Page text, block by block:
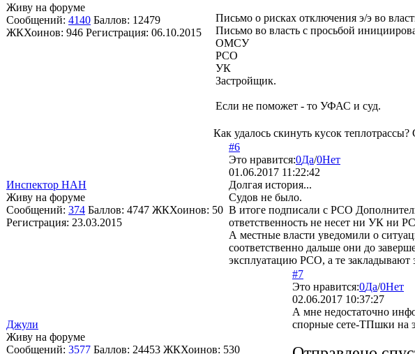
Живу на форуме
Сообщений: 4140 Баллов: 12479
ЖКХоинов: 946 Регистрация: 06.10.2015
Письмо о рисках отключения э/э во
Письмо во власть с просьбой
ОМСУ
РСО
УК
Застройщик.
Если не поможет - то УФАС и суд.
Как удалось скинуть кусок
Инспектор НАН
Живу на форуме
Сообщений: 374 Баллов: 4747 ЖКХоинов: 50
Регистрация: 23.03.2015
#6
Это нравится:0Да/0Нет
01.06.2017 11:22:42
Долгая история...
Судов не было.
В итоге подписали с РСО
ответственность не несет ни УК ни
А местные власти уведомили о
соответственно дальше они до
эксплуатацию РСО, а те закладывают
Джули
Живу на форуме
Сообщений: 3577 Баллов: 24453 ЖКХоинов: 530
#7
Это нравится:0Да/0Нет
02.06.2017 10:37:27
А мне недостаточно
спорные сете-ТПшки на